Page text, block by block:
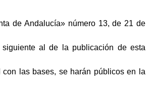
de Andalucía» número 13, de 21 de
al de la publicación de esta
con las bases, se harán públicos en la